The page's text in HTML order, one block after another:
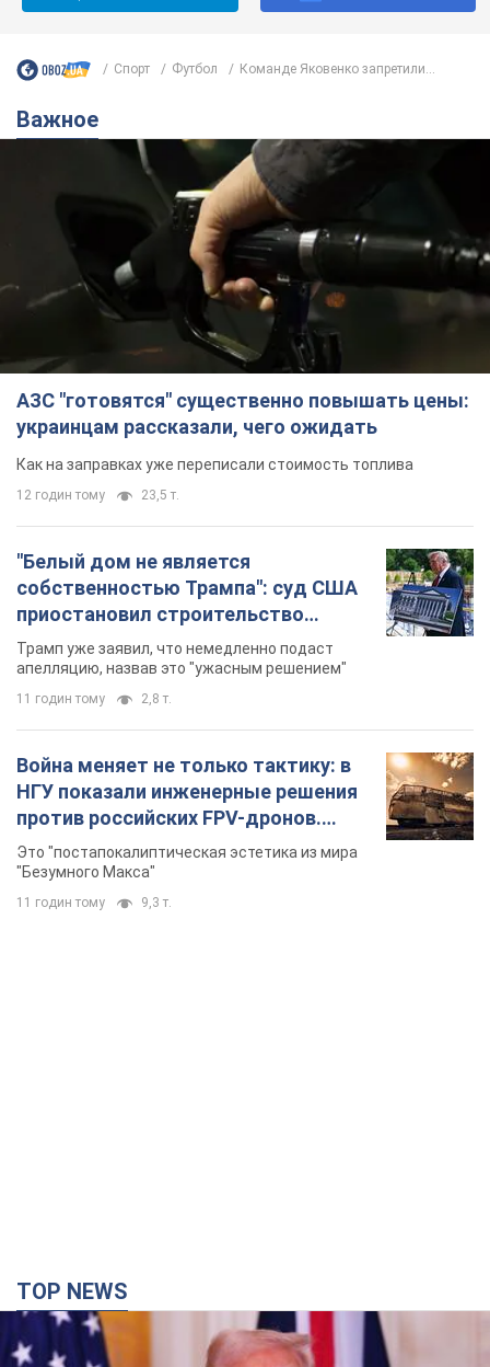
Спорт Футбол Команде Яковенко запретили...
Важное
АЗС "готовятся" существенно повышать цены:
украинцам рассказали, чего ожидать
Как на заправках уже переписали стоимость топлива
12 годин тому 23,5 т.
"Белый дом не является
собственностью Трампа": суд США
приостановил строительство
бального зала стоимостью 400 млн
долларов
Трамп уже заявил, что немедленно подаст
апелляцию, назвав это "ужасным решением"
11 годин тому 2,8 т.
Война меняет не только тактику: в
НГУ показали инженерные решения
против российских FPV-дронов.
Фото
Это "постапокалиптическая эстетика из мира
"Безумного Макса"
11 годин тому 9,3 т.
TOP NEWS